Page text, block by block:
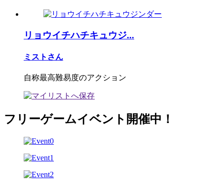
リョウイチハチキュウジ...
ミストさん
自称最高難易度のアクション
フリーゲームイベント開催中！